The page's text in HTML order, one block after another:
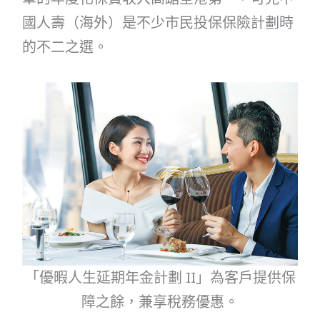
國人壽（海外）是不少市民投保保險計劃時
的不二之選。
「優暇人生延期年金計劃 II」為客戶提供保
障之餘，兼享稅務優惠。